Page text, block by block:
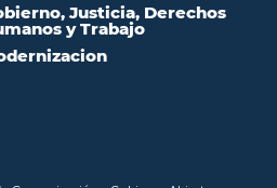
Justicia, Derechos
y Trabajo